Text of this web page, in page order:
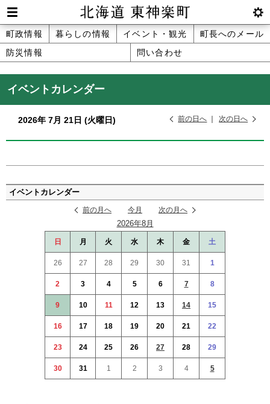
本
文
へ
メ
Men
u
btnS
ettin
北海道 東神楽町 Hokkaido
メ
ニ
ュ
町政情報 暮らしの情報 イベント・観光
町長へのメール
防災情報
問い合わせ
イベントカレンダー
2026年 7月 21日 (火曜日) 前の日へ 次の日へ
ー
ジ
イベントカレンダー
前の月へ 今月 次の月へ
2026年8月
日 月 火 水 木 金 土
26 27 28 29 30 31 1
2 3 4 5 6 7 8
9 10 11 12 13 14 15
16 17 18 19 20 21 22
23 24 25 26 27 28 29
30 31 1 2 3 4 5